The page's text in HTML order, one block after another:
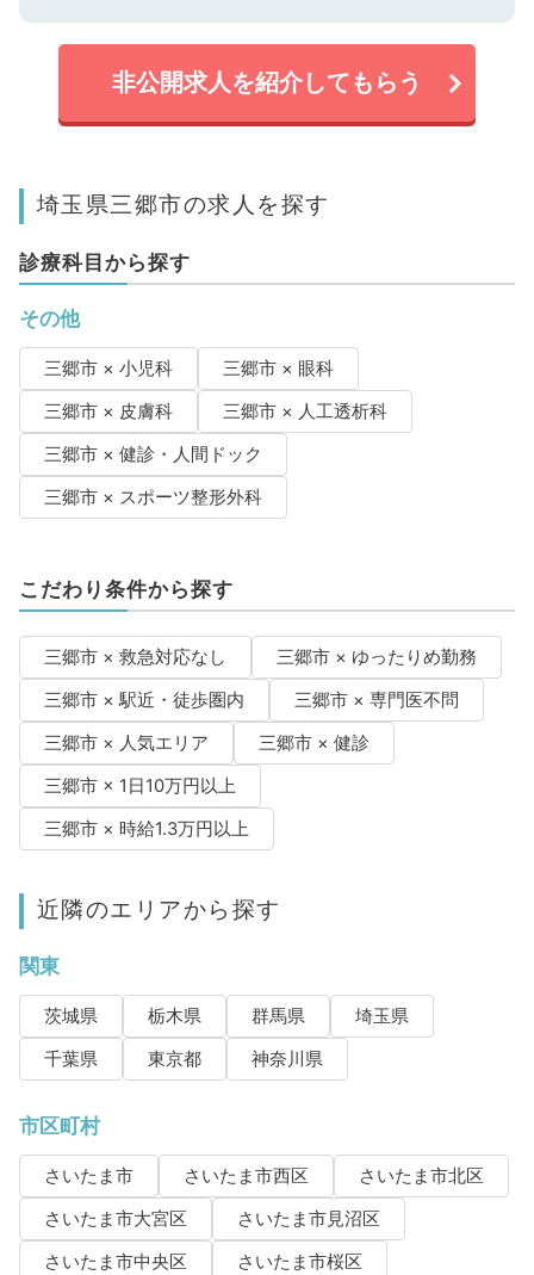
非公開求人を紹介してもらう
埼玉県三郷市の求人を探す
診療科目から探す
その他
三郷市 × 小児科
三郷市 × 眼科
三郷市 × 皮膚科
三郷市 × 人工透析科
三郷市 × 健診・人間ドック
三郷市 × スポーツ整形外科
こだわり条件から探す
三郷市 × 救急対応なし
三郷市 × ゆったりめ勤務
三郷市 × 駅近・徒歩圏内
三郷市 × 専門医不問
三郷市 × 人気エリア
三郷市 × 健診
三郷市 × 1日10万円以上
三郷市 × 時給1.3万円以上
近隣のエリアから探す
関東
茨城県 栃木県 群馬県
埼玉県
千葉県
東京都 神奈川県
市区町村
さいたま市 さいたま市西区
さいたま市北区
さいたま市大宮区
さいたま市見沼区
さいたま市中央区
さいたま市桜区